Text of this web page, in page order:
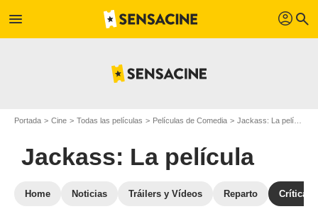
menu profil search
Portada Cine Todas las películas Películas de Comedia Jackass: La película
Jackass: La película
Home Noticias Tráilers y Vídeos Reparto Críticas